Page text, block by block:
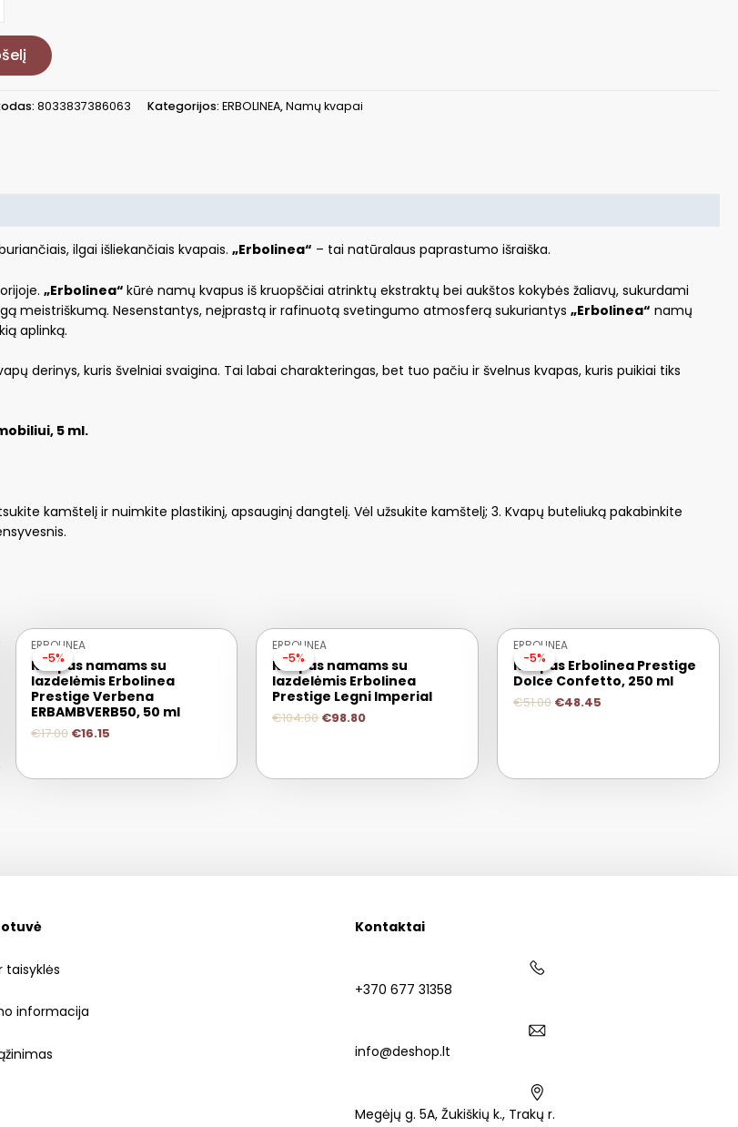
8033837386063 Kategorijos:ERBOLINEA,Namų kvapai
ilgai išliekančiais kvapais. „Erbolinea“ – tai natūralaus paprastumo išraiška.
„Erbolinea“ kūrė namų kvapus iš kruopščiai atrinktų ekstraktų bei aukštos kokybės žaliavų, sukurdami
meistriškumą. Nesenstantys, neįprastą ir rafinuotą svetingumo atmosferą sukuriantys „Erbolinea“ namų
aplinką.
derinys, kuris švelniai svaigina. Tai labai charakteringas, bet tuo pačiu ir švelnus kvapas, kuris puikiai tiks
5 ml.
kamštelį ir nuimkite plastikinį, apsauginį dangtelį. Vėl užsukite kamštelį; 3. Kvapų buteliuką pakabinkite
-5%
-5%
ERBOLINEA
Kvapas namams su
lazdelėmis Erbolinea
Prestige Verbena
ERBAMBVERB50, 50 ml
€17.00€16.15
-5%
-5%
ERBOLINEA
Kvapas namams su
lazdelėmis Erbolinea
Prestige Legni Imperial
€104.00 €98.80
-5%
-5%
ERBOLINEA
Kvapas Erbolinea Prestige
Dolce Confetto, 250 ml
€51.00 €48.45
taisyklės
informacija
Kontaktai
+370 677 31358
info@deshop.lt
Megėjų g. 5A, Žukiškių k., Trakų r.